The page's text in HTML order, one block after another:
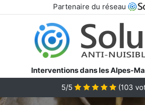
Partenaire du réseau
Interventions dans les Alpes-
5/5
(103